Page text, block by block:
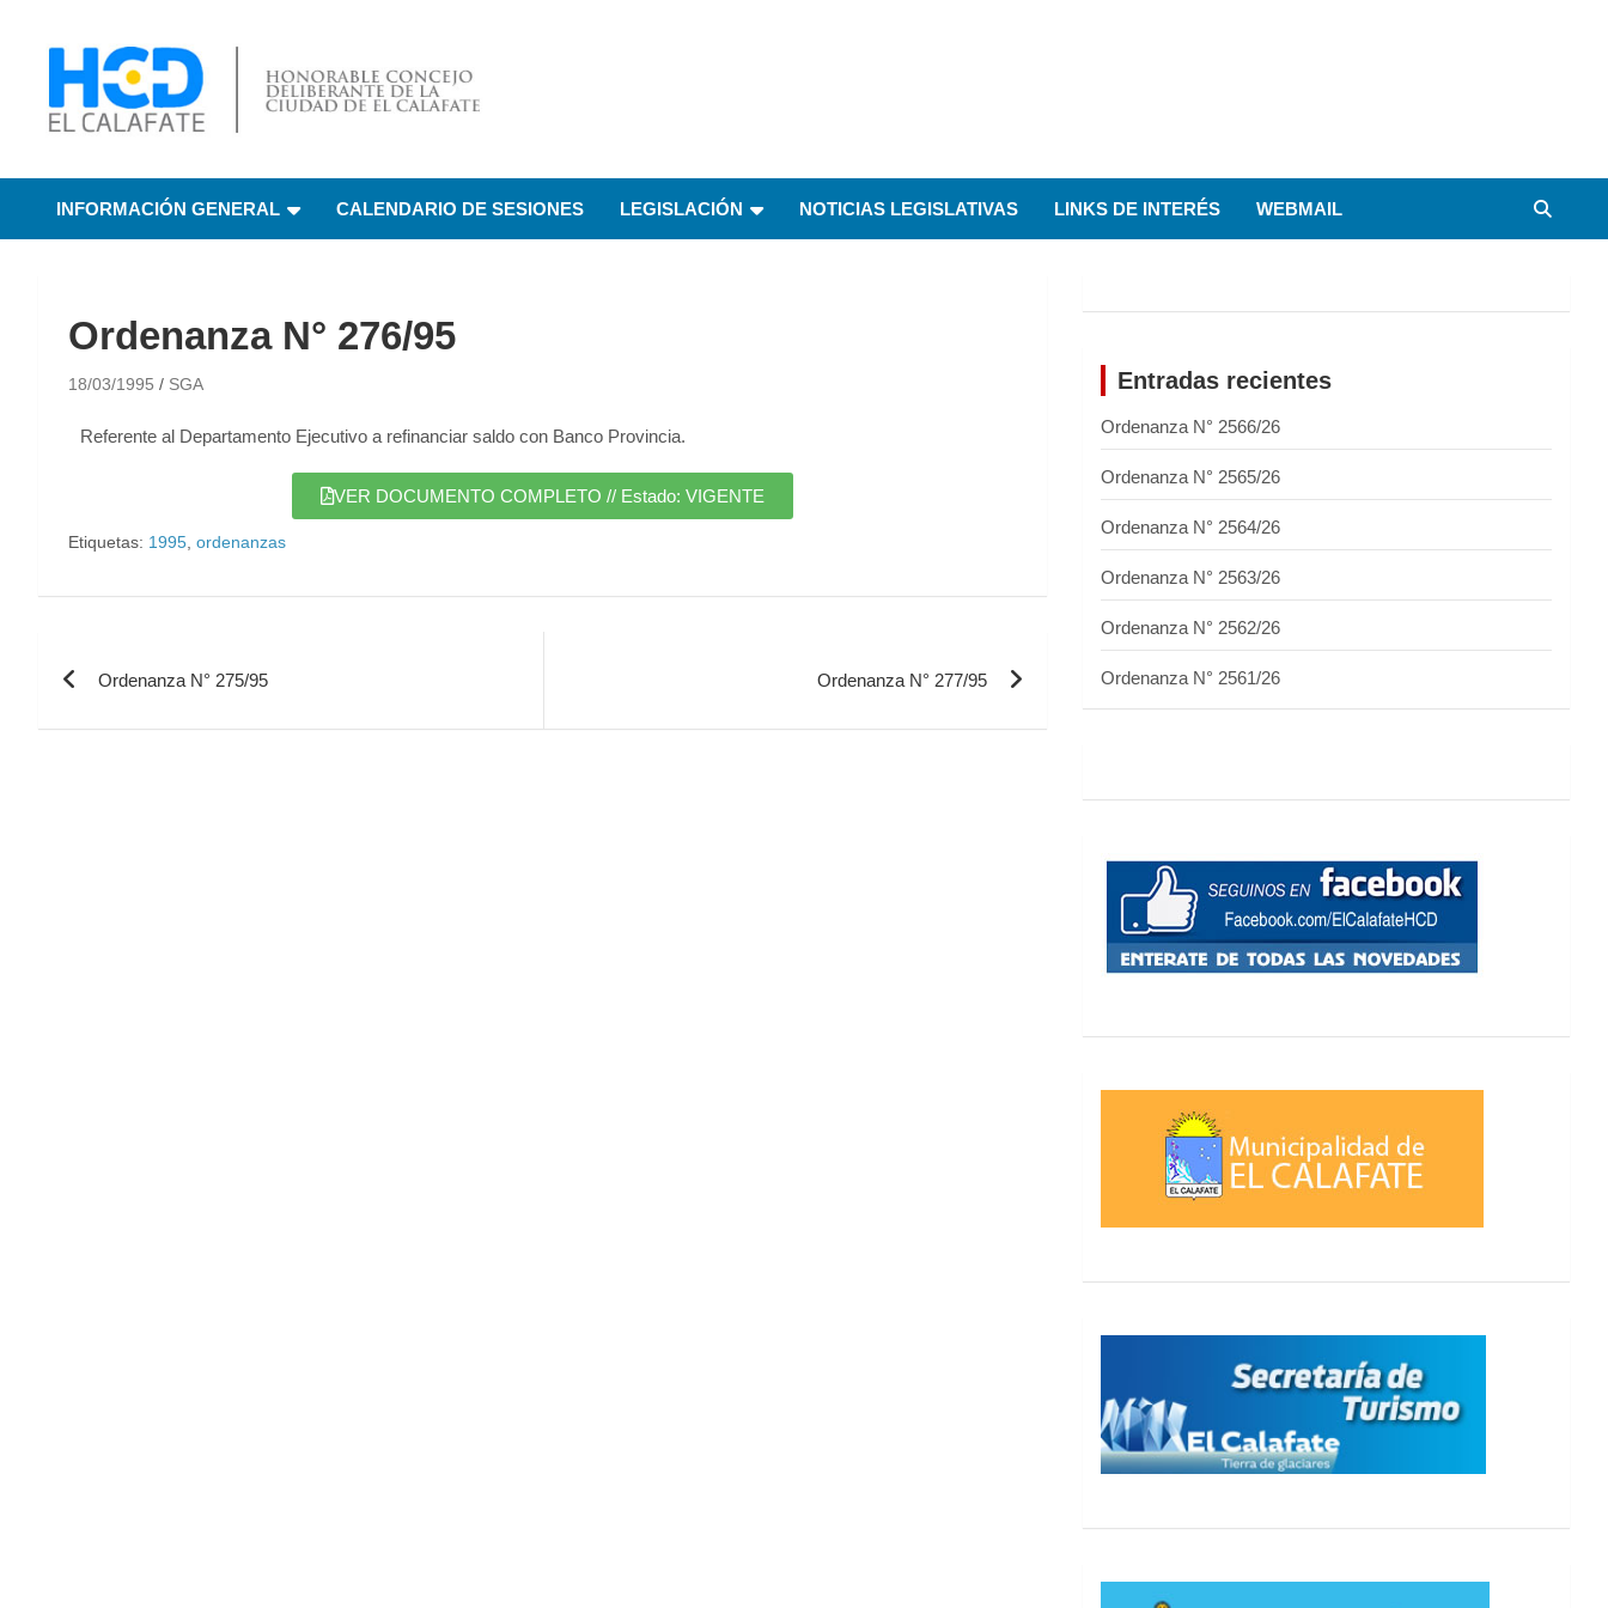
Honorable Concejo
Deliberante de El
INFORMACIÓN GENERAL CALENDARIO DE SESIONES LEGISLACIÓN NOTICIAS LEGISLATIVAS LINKS DE INTERÉS WEBMAIL
Ordenanza N° 276/95
18/03/1995 SGA
Referente al Departamento Ejecutivo a refinanciar saldo con Banco Provincia.
VER DOCUMENTO COMPLETO // Estado: VIGENTE
Etiquetas: 1995, ordenanzas
Ordenanza N° 275/95 Ordenanza N° 277/95
Entradas recientes
Ordenanza N° 2566/26
Ordenanza N° 2565/26
Ordenanza N° 2564/26
Ordenanza N° 2563/26
Ordenanza N° 2562/26
Ordenanza N° 2561/26